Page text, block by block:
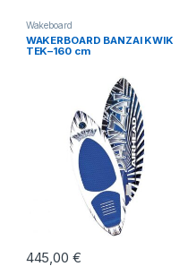
Wakeboard
WAKERBOARD BANZAI KWIK
TEK–160 cm
445,00 €